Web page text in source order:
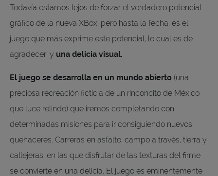
Todavía estamos lejos de forzar el verdadero potencial
gráfico de la nueva XBox, pero hasta la fecha, es el
juego que más exprime este potencial, lo cual es de
agradecer, y una delicia visual.
El juego se desarrolla en un mundo abierto (una
preciosa recreación ficticia de un rinconcito de México
que luce relindo) que iremos completando con
determinadas misiones para ir consiguiendo nuevos
quehaceres. Carreras en asfalto, campo a través, tierra y
callejeras, en las que disfrutar de las texturas del firme
se convierte en una delicia. El juego es eminentemente